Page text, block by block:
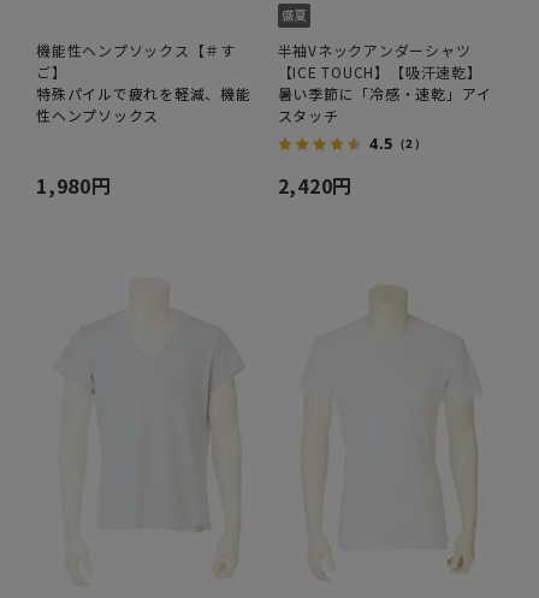
機能性ヘンプソックス【＃す
ご】
特殊パイルで疲れを軽減、機能
性ヘンプソックス
1,980円
半袖Vネックアンダーシャツ
【ICE TOUCH】【吸汗速乾】
暑い季節に「冷感・速乾」アイ
スタッチ
4.5 （2）
2,420円